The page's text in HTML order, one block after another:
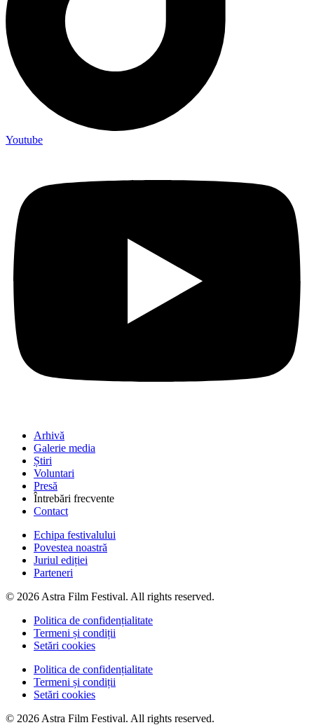
Youtube
Arhivă
Galerie media
Știri
Voluntari
Presă
Întrebări frecvente
Contact
Echipa festivalului
Povestea noastră
Juriul ediției
Parteneri
© 2026 Astra Film Festival. All rights reserved.
Politica de confidențialitate
Termeni și condiții
Setări cookies
Politica de confidențialitate
Termeni și condiții
Setări cookies
© 2026 Astra Film Festival. All rights reserved.